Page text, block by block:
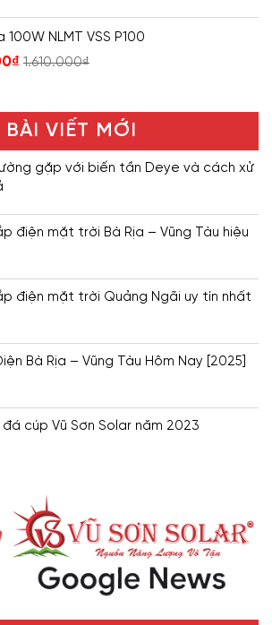
100W NLMT VSS P100
₫ 1.610.000₫
BÀI VIẾT MỚI
gặp với biến tần Deye và cách xử
điện mặt trời Bà Rịa – Vũng Tàu hiệu
điện mặt trời Quảng Ngãi uy tín nhất
Bà Rịa – Vũng Tàu Hôm Nay [2025]
cúp Vũ Sơn Solar năm 2023